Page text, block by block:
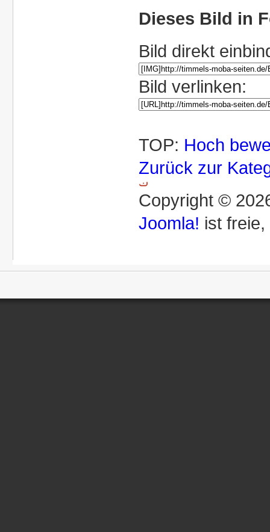
Dieses Bild in
Bild direkt
Bild verlinken:
TOP: Hoch
Zurück zur
Copyright ©
Joomla! ist